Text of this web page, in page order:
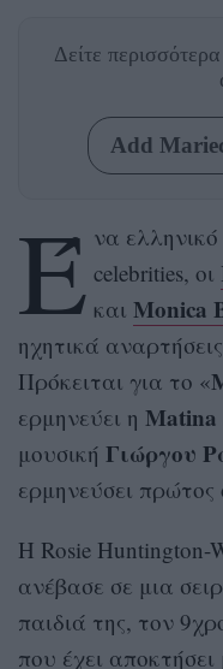
Δείτε
Add
Έ να
celebrities, οι
και Monica
ηχητικά
Πρόκειται για το «
ερμηνεύει η Matina
μουσική Γιώργου
ερμηνεύσει πρώτος
Η Rosie Huntington-
ανέβασε σε μια
παιδιά της, τον
που έχει